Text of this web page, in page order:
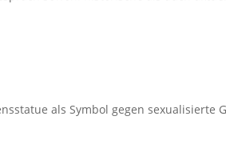
als Symbol gegen sexualisierte